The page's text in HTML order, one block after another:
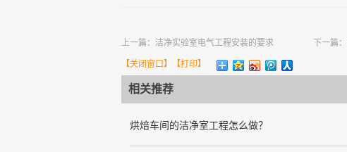
上一篇： 洁净实验室电气工程安装的要求 下一篇：
【关闭窗口 】【打印】
相关推荐
烘焙车间的洁净室工程怎么做？